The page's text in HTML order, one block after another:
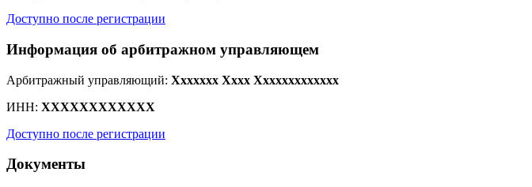
Доступно после регистрации
Информация об арбитражном управляющем
Арбитражный управляющий: Xxxxxxx Xxxx Xxxxxxxxxxxxx
ИНН: XXXXXXXXXXXX
Доступно после регистрации
Документы